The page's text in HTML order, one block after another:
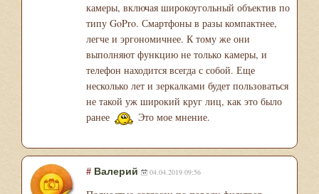
камеры, включая широкоугольный объектив по
типу GoPro. Смартфоны в разы компактнее,
легче и эргономичнее. К тому же они
выполняют функцию не только камеры, и
телефон находится всегда с собой. Еще
несколько лет и зеркалками будет пользоваться
не такой уж широкий круг лиц, как это было
ранее
Это мое мнение.
# Валерий 04.04.2019 09:56